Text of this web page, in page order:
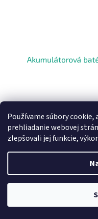
Používame súbory
prehliadanie webovej
zlepšovali jej funkcie,
Akumulátorová
€86,08